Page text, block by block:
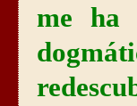
me ha